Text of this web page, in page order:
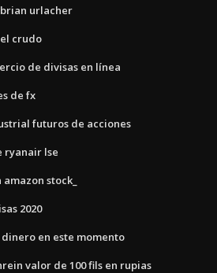
urlacher
crudo
de divisas en línea
de fx
futuros de acciones
ryanair lse
stock_
2020
en este momento
valor de 100 fils en rupias